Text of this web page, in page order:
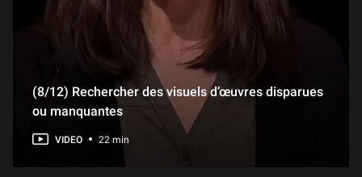
(11/13) Extraits d’archives filmées
(10/13) Pérégrinations du Montana au Gard, de La Cense à Bora-Bora
(8/12) Rechercher des visuels d’œuvres disparues
ou manquantes
VIDEO 22 min